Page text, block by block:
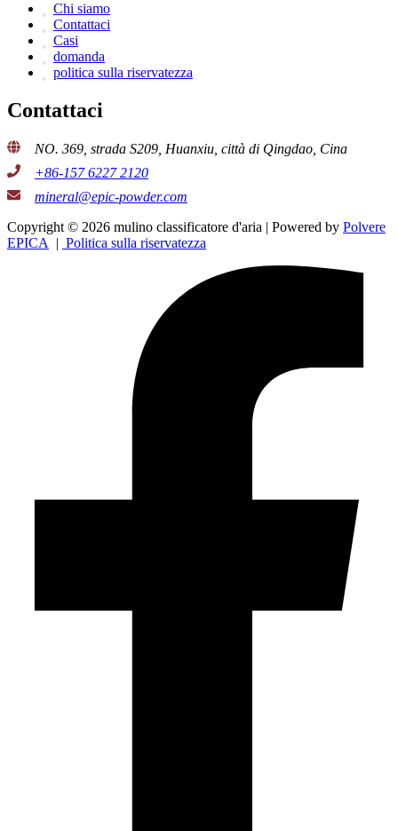
Chi siamo
Contattaci
Casi
domanda
politica sulla riservatezza
Contattaci
NO. 369, strada S209, Huanxiu, città di Qingdao, Cina
+86-157 6227 2120
mineral@epic-powder.com
Copyright © 2026 mulino classificatore d'aria | Powered by Polvere
EPICA
| Politica sulla riservatezza